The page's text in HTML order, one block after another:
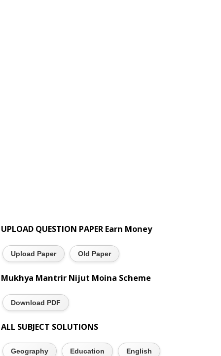
UPLOAD QUESTION PAPER Earn Money
Upload Paper Old Paper
Mukhya Mantrir Nijut Moina Scheme
Download PDF
ALL SUBJECT SOLUTIONS
Geography Education English